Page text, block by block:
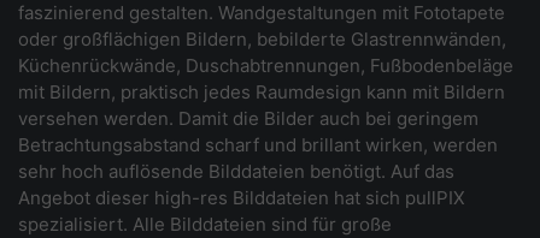
faszinierend gestalten. Wandgestaltungen mit Fototapete
oder großflächigen Bildern, bebilderte Glastrennwänden,
Küchenrückwände, Duschabtrennungen, Fußbodenbeläge
mit Bildern, praktisch jedes Raumdesign kann mit Bildern
versehen werden. Damit die Bilder auch bei geringem
Betrachtungsabstand scharf und brillant wirken, werden
sehr hoch auflösende Bilddateien benötigt. Auf das
Angebot dieser high-res Bilddateien hat sich pullPIX
spezialisiert. Alle Bilddateien sind für große